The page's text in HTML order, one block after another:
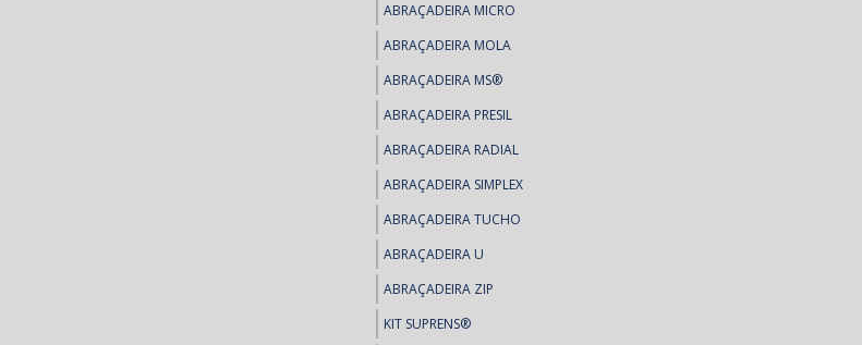
ABRAÇADEIRA MICRO
ABRAÇADEIRA MOLA
ABRAÇADEIRA MS®
ABRAÇADEIRA PRESIL
ABRAÇADEIRA RADIAL
ABRAÇADEIRA SIMPLEX
ABRAÇADEIRA TUCHO
ABRAÇADEIRA U
ABRAÇADEIRA ZIP
KIT SUPRENS®